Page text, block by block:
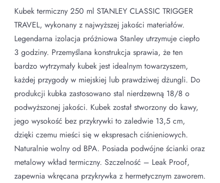
Kubek termiczny 250 ml STANLEY CLASSIC TRIGGER
TRAVEL, wykonany z najwyższej jakości materiałów.
Legendarna izolacja próżniowa Stanley utrzymuje ciepło
3 godziny. Przemyślana konstrukcja sprawia, że ten
bardzo wytrzymały kubek jest idealnym towarzyszem,
każdej przygody w miejskiej lub prawdziwej dżungli. Do
produkcji kubka zastosowano stal nierdzewną 18/8 o
podwyższonej jakości. Kubek został stworzony do kawy,
jego wysokość bez przykrywki to zaledwie 13,5 cm,
dzięki czemu mieści się w ekspresach ciśnieniowych.
Naturalnie wolny od BPA. Posiada podwójne ścianki oraz
metalowy wkład termiczny. Szczelność – Leak Proof,
zapewnia wkręcana przykrywka z hermetycznym zaworem.